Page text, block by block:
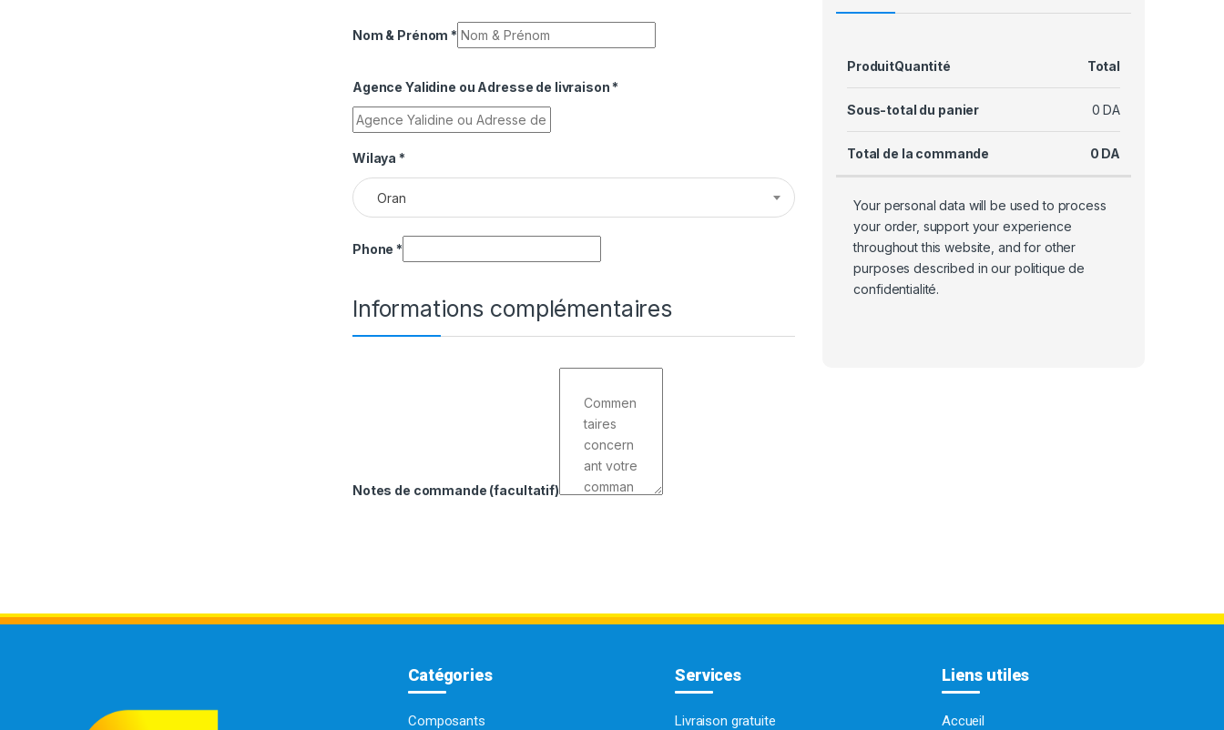
Nom & Prénom *
Agence Yalidine ou Adresse de livraison *
Wilaya *
Oran
Phone *
Informations complémentaires
Notes de commande (facultatif)
ProduitQuantité Total
Sous-total du panier 0 DA
Total de la commande 0 DA
Your personal data will be used to process
your order, support your experience
throughout this website, and for other
purposes described in our politique de
confidentialité.
Catégories
Composants
Services
Livraison gratuite
Liens utiles
Accueil